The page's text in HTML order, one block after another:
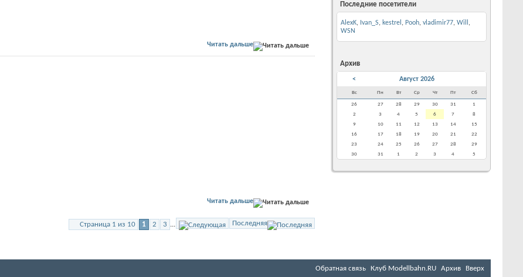
Читать дальше
Читать дальше
Страница 1 из 10 1 2 3 Последняя
Последние посетители
AlexK, Ivan_S, kestrel , Pooh, vladimir77, Will ,
WSN
Архив
< Август 2026
Вс Пн Вт Ср Чт Пт Сб
26 27 28 29 30 31
1
2
3 4 5 6 7
8
9
10 11 12 13 14
15
16
17 18 19 20 21
22
23
24 25 26 27 28
29
30
31 1 2 3 4 5
Обратная связь Клуб Мodellbahn.RU Архив Вверх